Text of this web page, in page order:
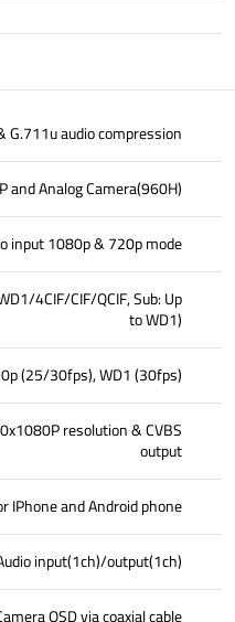
audio compression
and Analog Camera(960H)
input 1080p & 720p mode
4CIF/CIF/QCIF, Sub: Up
to WD1)
(25/30fps), WD1 (30fps)
resolution & CVBS
output
IPhone and Android phone
input(1ch)/output(1ch)